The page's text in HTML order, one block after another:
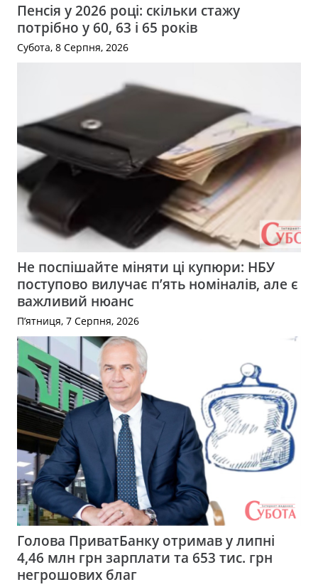
Пенсія у 2026 році: скільки стажу
потрібно у 60, 63 і 65 років
Субота, 8 Серпня, 2026
Не поспішайте міняти ці купюри: НБУ
поступово вилучає п’ять номіналів, але є
важливий нюанс
П’ятниця, 7 Серпня, 2026
Голова ПриватБанку отримав у липні
4,46 млн грн зарплати та 653 тис. грн
негрошових благ